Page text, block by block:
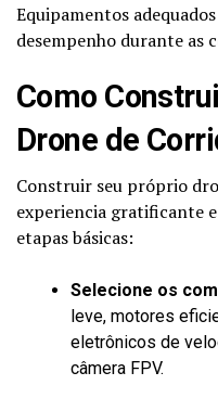
Equipamentos
desempenho durante as
Como
Drone de
Construir seu próprio
experiencia gratificante
etapas básicas:
Selecione os
leve, motores
eletrônicos de
câmera FPV.